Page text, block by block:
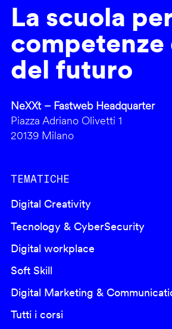
La scuola
del futuro
NeXXt – Fastweb Headquarter
Piazza Adriano Olivetti 1
20139 Milano
TEMATICHE
Digital Creativity
Tecnology & CyberSecurity
Digital workplace
Soft Skill
Digital Marketing &
Tutti i corsi